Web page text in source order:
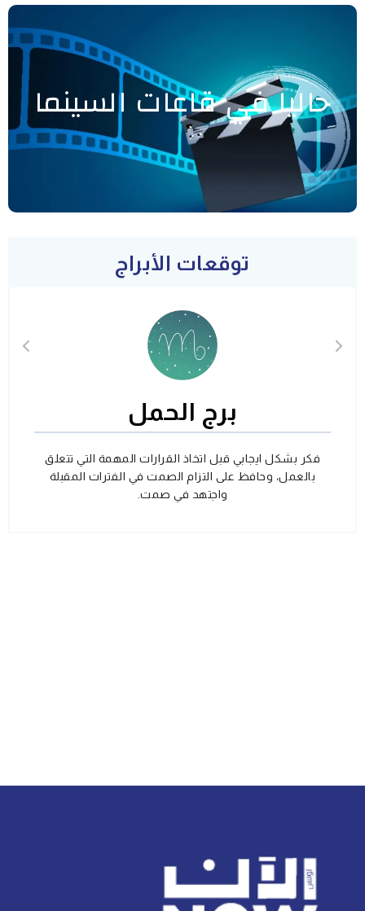
حاليا في قاعات السينما
توقعات الأبراج
برج الحمل
فكر بشكل ايجابي قبل اتخاذ القرارات المهمة التي تتعلق
بالعمل، وحافظ على التزام الصمت في الفترات المقبلة
واجتهد في صمت.